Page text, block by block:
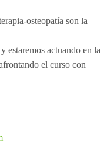
osteopatía son la
estaremos actuando en la
el curso con